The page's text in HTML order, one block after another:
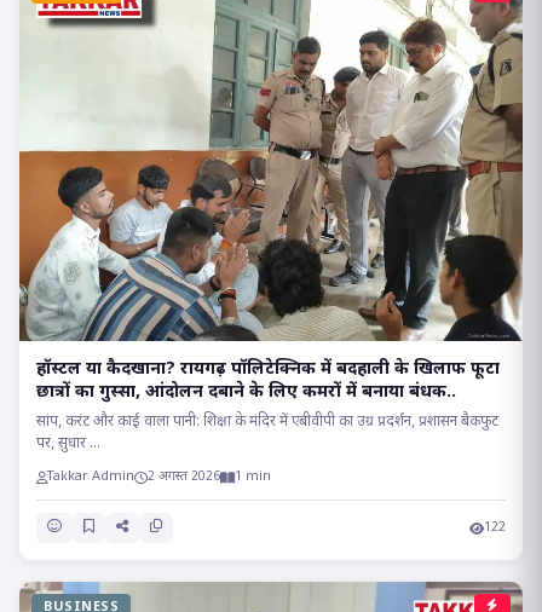
हॉस्टल या कैदखाना? रायगढ़ पॉलिटेक्निक में बदहाली के खिलाफ फूटा
छात्रों का गुस्सा, आंदोलन दबाने के लिए कमरों में बनाया बंधक..
सांप, करंट और काई वाला पानी: शिक्षा के मंदिर में एबीवीपी का उग्र प्रदर्शन, प्रशासन बैकफुट
पर, सुधार ...
Takkar Admin 2 अगस्त 2026 1 min
122
BUSINESS